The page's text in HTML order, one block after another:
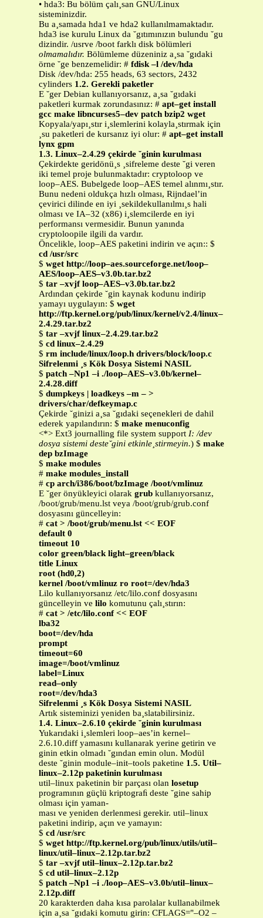
• hda3: Bu bölüm çalı¸san GNU/Linux
sisteminizdir.
Bu a¸samada hda1 ve hda2 kullanılmamaktadır.
hda3 ise kurulu Linux da ˘gıtımınızın bulundu ˘gu
dizindir. /usrve /boot farklı disk bölümleri
olmamalıdır. Bölümleme düzeniniz a¸sa ˘gıdaki
örne ˘ge benzemelidir: # fdisk –l /dev/hda
Disk /dev/hda: 255 heads, 63 sectors, 2432
cylinders 1.2. Gerekli paketler
E ˘ger Debian kullanıyorsanız, a¸sa ˘gıdaki
paketleri kurmak zorundasınız: # apt–get install
gcc make libncurses5–dev patch bzip2 wget
Kopyala/yapı¸stır i¸slemlerini kolayla¸stırmak için
¸su paketleri de kursanız iyi olur: # apt–get install
lynx gpm
1.3. Linux–2.4.29 çekirde ˘ginin kurulması
Çekirdekte geridönü¸s ¸sifreleme deste ˘gi veren
iki temel proje bulunmaktadır: cryptoloop ve
loop–AES. Bubelgede loop–AES temel alınmı¸stır.
Bunu nedeni oldukça hızlı olması, Rijndael’in
çevirici dilinde en iyi ¸sekildekullanılmı¸s hali
olması ve IA–32 (x86) i¸slemcilerde en iyi
performansı vermesidir. Bunun yanında
cryptoloopile ilgili da vardır.
Öncelikle, loop–AES paketini indirin ve açın:: $
cd /usr/src
$ wget http://loop–aes.sourceforge.net/loop–
AES/loop–AES–v3.0b.tar.bz2
$ tar –xvjf loop–AES–v3.0b.tar.bz2
Ardından çekirde ˘gin kaynak kodunu indirip
yamayı uygulayın: $ wget
http://ftp.kernel.org/pub/linux/kernel/v2.4/linux–
2.4.29.tar.bz2
$ tar –xvjf linux–2.4.29.tar.bz2
$ cd linux–2.4.29
$ rm include/linux/loop.h drivers/block/loop.c
Sifrelenmi ¸s Kök Dosya Sistemi NASIL
$ patch –Np1 –i ./loop–AES–v3.0b/kernel–
2.4.28.diff
$ dumpkeys | loadkeys –m – >
drivers/char/defkeymap.c
Çekirde ˘ginizi a¸sa ˘gıdaki seçenekleri de dahil
ederek yapılandırın: $ make menuconfig
<*> Ext3 journalling file system support I: /dev
dosya sistemi deste˘gini etkinle¸stirmeyin.) $ make
dep bzImage
$ make modules
# make modules_install
# cp arch/i386/boot/bzImage /boot/vmlinuz
E ˘ger önyükleyici olarak grub kullanıyorsanız,
/boot/grub/menu.lst veya /boot/grub/grub.conf
dosyasını güncelleyin:
# cat > /boot/grub/menu.lst << EOF
default 0
timeout 10
color green/black light–green/black
title Linux
root (hd0,2)
kernel /boot/vmlinuz ro root=/dev/hda3
Lilo kullanıyorsanız /etc/lilo.conf dosyasını
güncelleyin ve lilo komutunu çalı¸stırın:
# cat > /etc/lilo.conf << EOF
lba32
boot=/dev/hda
prompt
timeout=60
image=/boot/vmlinuz
label=Linux
read–only
root=/dev/hda3
Sifrelenmi ¸s Kök Dosya Sistemi NASIL
Artık sisteminizi yeniden ba¸slatabilirsiniz.
1.4. Linux–2.6.10 çekirde ˘ginin kurulması
Yukarıdaki i¸slemleri loop–aes’in kernel–
2.6.10.diff yamasını kullanarak yerine getirin ve
ginin etkin olmadı ˘gından emin olun. Modül
deste ˘ginin module–init–tools paketine 1.5. Util–
linux–2.12p paketinin kurulması
util–linux paketinin bir parçası olan losetup
programının güçlü kriptograﬁ deste ˘gine sahip
olması için yaman-
ması ve yeniden derlenmesi gerekir. util–linux
paketini indirip, açın ve yamayın:
$ cd /usr/src
$ wget http://ftp.kernel.org/pub/linux/utils/util–
linux/util–linux–2.12p.tar.bz2
$ tar –xvjf util–linux–2.12p.tar.bz2
$ cd util–linux–2.12p
$ patch –Np1 –i ./loop–AES–v3.0b/util–linux–
2.12p.diff
20 karakterden daha kısa parolalar kullanabilmek
için a¸sa ˘gıdaki komutu girin: CFLAGS="–O2 –